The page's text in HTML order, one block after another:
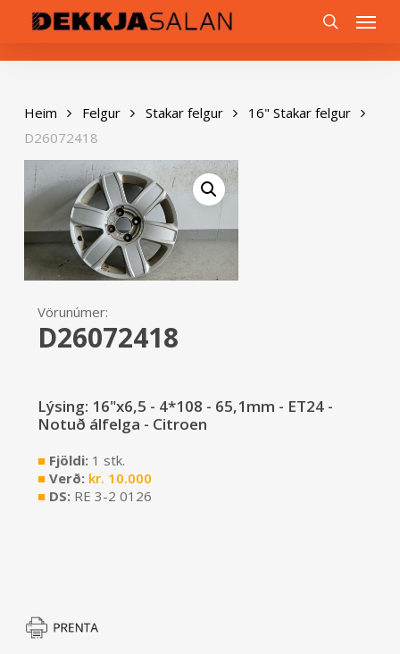
content
Menu
Heim Felgur Stakar felgur
16" Stakar felgur
D26072418
Vörunúmer:
D26072418
Lýsing: 16"x6,5 - 4*108 - 65,1mm - ET24 -
Notuð álfelga - Citroen
■Fjöldi: 1 stk.
■Verð: kr. 10.000
■DS: RE 3-2 0126